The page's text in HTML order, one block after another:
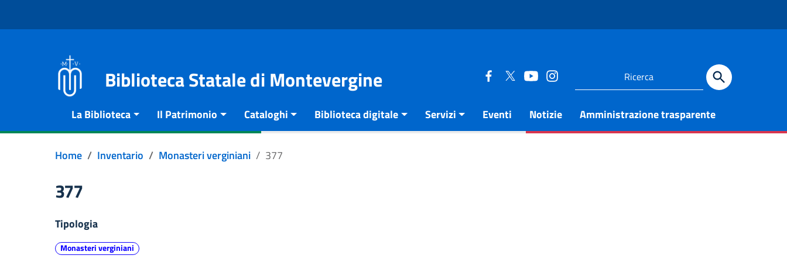
Biblioteca Statale di Montevergine
La Biblioteca Il Patrimonio Cataloghi Biblioteca digitale Servizi Eventi Notizie Amministrazione trasparente
Home Inventario Monasteri verginiani 377
377
Tipologia
Monasteri verginiani